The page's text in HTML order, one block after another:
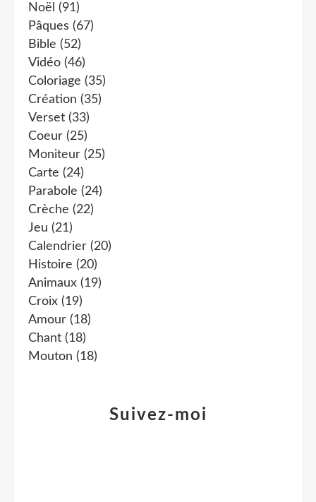
Noël (91)
Pâques (67)
Bible (52)
Vidéo (46)
Coloriage (35)
Création (35)
Verset (33)
Coeur (25)
Moniteur (25)
Carte (24)
Parabole (24)
Crèche (22)
Jeu (21)
Calendrier (20)
Histoire (20)
Animaux (19)
Croix (19)
Amour (18)
Chant (18)
Mouton (18)
Suivez-moi